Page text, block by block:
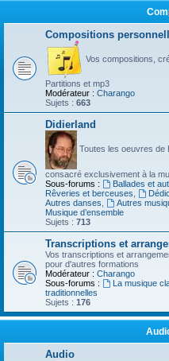
Compositions
Vos compositions,
Partitions et mp3
Modérateur : Charango
Sujets : 663
Didierland
Toutes les oeuvres de
consacré exclusivement à la
Sous-forums :
Ballades et
Rêveries et berceuses
Autres danses
Autres
Musique d’ensemble
Sujets : 713
Transcriptions et
Vos transcriptions et
pour d'autres formations
Modérateur : Charango
Sous-forums :
La musique
traditionnelles
Sujets : 176
Audio